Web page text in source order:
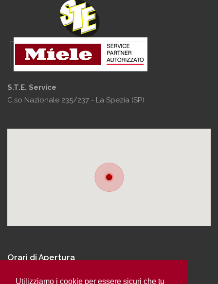
Utilizziamo i cookie per essere sicuri che tu
S.T.E. Service
C.so Nazionale 235/237 - La Spezia (SP)
Orari di Apertura
DA LUN A VEN 9.00 12.30 17.00 19.00